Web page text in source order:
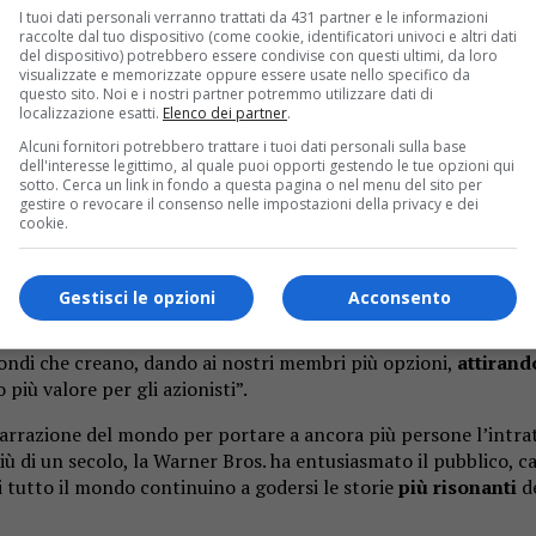
ora essere completata nel terzo trimestre del 2026.
pionieristiche, combinando l’innovazione di Netflix, la
Bros. Amati franchise, spettacoli e film comeThe Big
Wednesday, Money Heist, Bridgerton, Adolescence
il mondo” , ha detto Ted Sarandos, co-CEO di Netflix.
ai preferiti moderni come Harry Potter e Friends – con i
farlo ancora meglio. Insieme, possiamo dare al pubblico
nostra attività per i decenni a venire”, ha continuato
con dirigenti creativi e capacità di produzione
che creano, dando ai nostri membri più opzioni,
valore per gli azionisti”.
del mondo per portare a ancora più persone
di un secolo, la Warner Bros. ha entusiasmato il
tutto il mondo continuino a godersi le storiepiù risonanti
I tuoi dati personali verranno trattati da 431 partner e le informazioni
raccolte dal tuo dispositivo (come cookie, identificatori univoci e altri dati
del dispositivo) potrebbero essere condivise con questi ultimi, da loro
visualizzate e memorizzate oppure essere usate nello specifico da
questo sito. Noi e i nostri partner potremmo utilizzare dati di
localizzazione esatti. Elenco dei partner.
Alcuni fornitori potrebbero trattare i tuoi dati personali sulla base
dell'interesse legittimo, al quale puoi opporti gestendo le tue opzioni qui
sotto. Cerca un link in fondo a questa pagina o nel menu del sito per
gestire o revocare il consenso nelle impostazioni della privacy e dei
cookie.
Acconsento
Gestisci le opzioni